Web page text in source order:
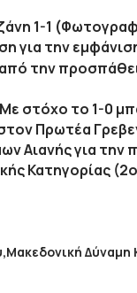
1-1
για την
την
στόχο το 1-0
Πρωτέα
Αιανής για την
Κατηγορίας
Μακεδονική Δύναμη